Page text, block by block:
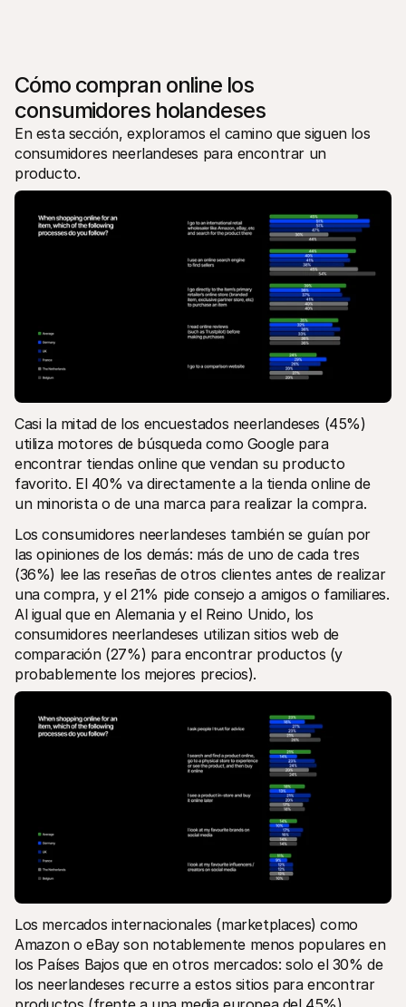
Cómo compran online los
consumidores holandeses
En esta sección, exploramos el camino que siguen los
consumidores neerlandeses para encontrar un
producto.
Casi la mitad de los encuestados neerlandeses (45%)
utiliza motores de búsqueda como Google para
encontrar tiendas online que vendan su producto
favorito. El 40% va directamente a la tienda online de
un minorista o de una marca para realizar la compra.
Los consumidores neerlandeses también se guían por
las opiniones de los demás: más de uno de cada tres
(36%) lee las reseñas de otros clientes antes de realizar
una compra, y el 21% pide consejo a amigos o familiares.
Al igual que en Alemania y el Reino Unido, los
consumidores neerlandeses utilizan sitios web de
comparación (27%) para encontrar productos (y
probablemente los mejores precios).
Los mercados internacionales (marketplaces) como
Amazon o eBay son notablemente menos populares en
los Países Bajos que en otros mercados: solo el 30% de
los neerlandeses recurre a estos sitios para encontrar